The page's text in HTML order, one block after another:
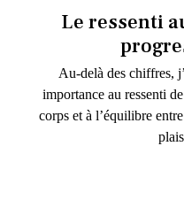
Le ressenti
Au-delà des chiffres,
importance au ressenti
corps et à l’équilibre